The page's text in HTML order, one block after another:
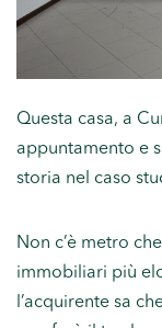
Questa casa, a
appuntamento e
storia nel caso
Non c’è metro
immobiliari più
l’acquirente sa